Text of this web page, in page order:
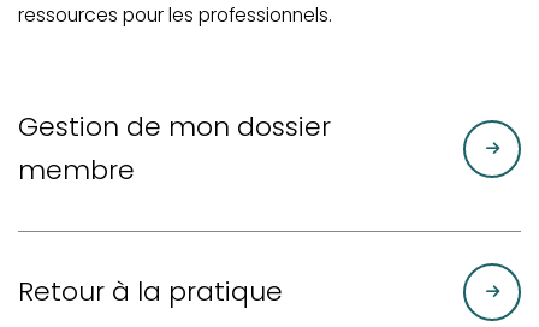
ressources pour les professionnels.
Gestion de mon dossier
membre
Retour à la pratique